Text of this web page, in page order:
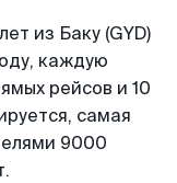
из Баку (GYD)
каждую
рейсов и 10
самая
9000